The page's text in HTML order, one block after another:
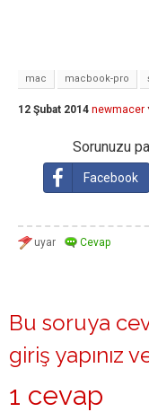
mac macbook-pro
12 Şubat 2014 newmacer
Sorunuzu
Facebook
Bu soruya
giriş yapınız
1 cevap